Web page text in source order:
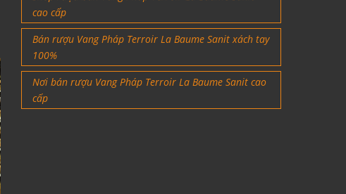
cao cấp
Bán rượu Vang Pháp Terroir La Baume Sanit xách tay
100%
Nơi bán rượu Vang Pháp Terroir La Baume Sanit cao
cấp